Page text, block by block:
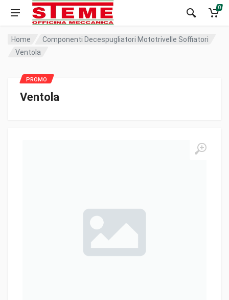
0
Home
Componenti Decespugliatori Mototrivelle Soffiatori
Ventola
Ventola